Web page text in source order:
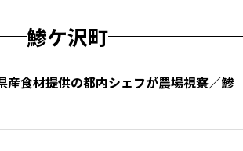
鯵ケ沢町
産食材提供の都内シェフが農場視察／鯵